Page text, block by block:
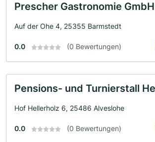
Prescher Gastronomie GmbH
Auf der Ohe 4, 25355 Barmstedt
0.0 (0 Bewertungen)
Pensions- und Turnierstall
Hof Hellerholz 6, 25486 Alveslohe
0.0 (0 Bewertungen)